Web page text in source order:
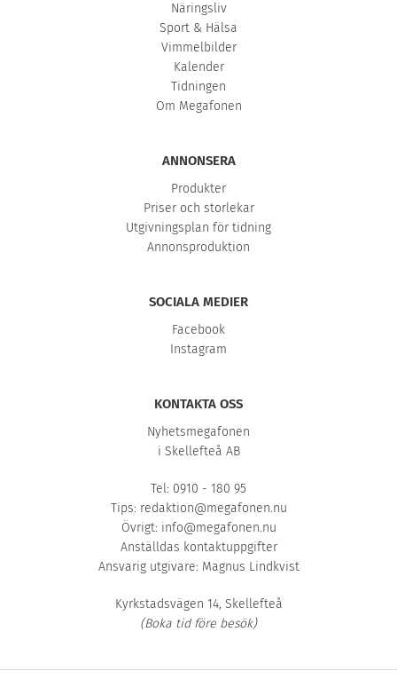
Näringsliv
Sport & Hälsa
Vimmelbilder
Kalender
Tidningen
Om Megafonen
ANNONSERA
Produkter
Priser och storlekar
Utgivningsplan för tidning
Annonsproduktion
SOCIALA MEDIER
Facebook
Instagram
KONTAKTA OSS
Nyhetsmegafonen
i Skellefteå AB
Tel: 0910 - 180 95
Tips: redaktion@megafonen.nu
Övrigt: info@megafonen.nu
Anställdas kontaktuppgifter
Ansvarig utgivare: Magnus Lindkvist
Kyrkstadsvägen 14, Skellefteå
(Boka tid före besök)